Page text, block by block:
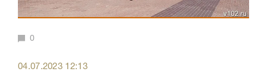
0
04.07.2023 12:13